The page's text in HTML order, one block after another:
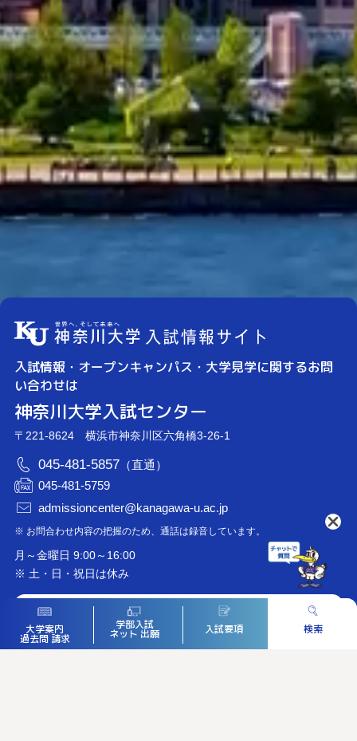
大学案内
過去問請求
学部入試
ネット 出願 入試要項 検索
入試情報・オープンキャンパス・大学見学に関するお問
い合わせは
神奈川大学入試センター
〒221-8624 横浜市神奈川区六角橋3-26-1
045-481-5857（直通）
045-481-5759
admissioncenter@kanagawa-u.ac.jp
※ お問合わせ内容の把握のため、通話は録音しています。
月～金曜日 9:00～16:00
※ 土・日・祝日は休み
神奈川大学公式サイト